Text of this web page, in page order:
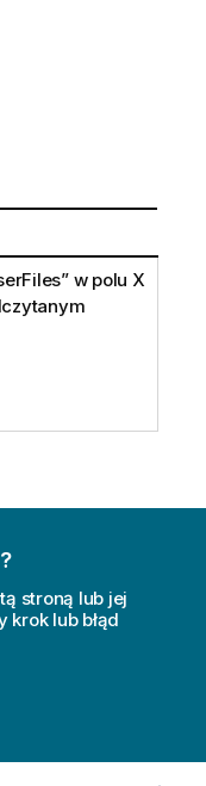
” w polu X
stroną lub jej
lub błąd